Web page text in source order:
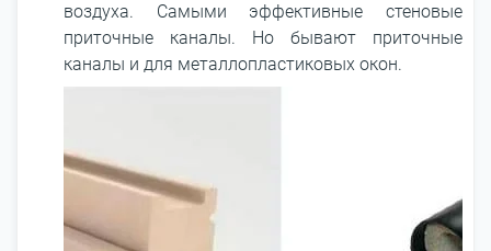
воздуха. Самыми эффективные стеновые
приточные каналы. Но бывают приточные
каналы и для металлопластиковых окон.